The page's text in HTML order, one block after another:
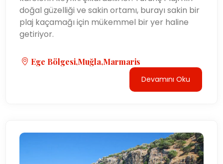
doğal güzelliği ve sakin ortamı, burayı sakin bir
plaj kaçamağı için mükemmel bir yer haline
getiriyor.
Ege Bölgesi,Muğla,Marmaris
Devamını Oku